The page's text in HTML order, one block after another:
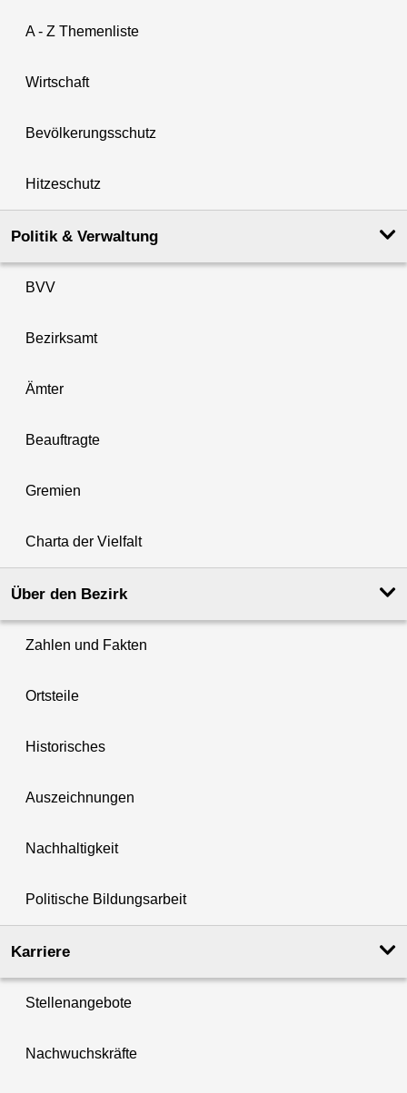
A - Z Themenliste
Wirtschaft
Bevölkerungsschutz
Hitzeschutz
Politik & Verwaltung
BVV
Bezirksamt
Ämter
Beauftragte
Gremien
Charta der Vielfalt
Über den Bezirk
Zahlen und Fakten
Ortsteile
Historisches
Auszeichnungen
Nachhaltigkeit
Politische Bildungsarbeit
Karriere
Stellenangebote
Nachwuchskräfte